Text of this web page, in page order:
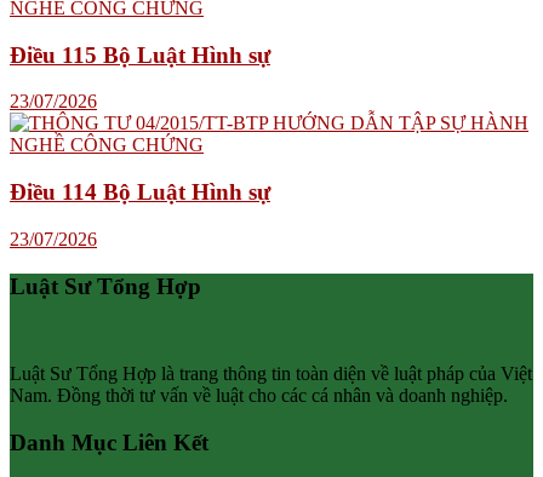
Điều 115 Bộ Luật Hình sự
23/07/2026
Điều 114 Bộ Luật Hình sự
23/07/2026
Luật Sư Tổng Hợp
Luật Sư Tổng Hợp là trang thông tin toàn diện về luật pháp của Việt
Nam. Đồng thời tư vấn về luật cho các cá nhân và doanh nghiệp.
Danh Mục Liên Kết